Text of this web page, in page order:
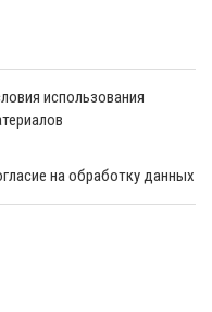
использования
на обработку данных